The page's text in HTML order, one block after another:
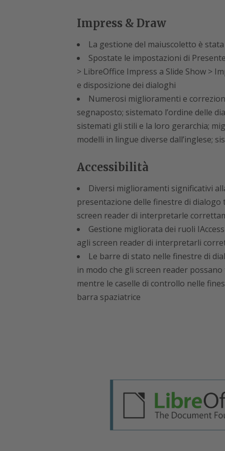
Impress & Draw
La gestione del maiuscoletto è
Spostate le impostazioni di
> LibreOffice Impress a Slide Show >
e disposizione dei dialoghi
Numerosi miglioramenti e
segnaposto; sistemato l’ordine delle
sistemati gli stili e la loro gerarchia;
modelli in lingue diverse dall’inglese;
Accessibilità
Diversi miglioramenti significativi
presentazione delle finestre di dialogo
screen reader di interpretarle
Gestione migliorata dei ruoli
agli screen reader di interpretarli
Le barre di stato nelle finestre di
in modo che gli screen reader
mentre le caselle di controllo nelle
barra spaziatrice